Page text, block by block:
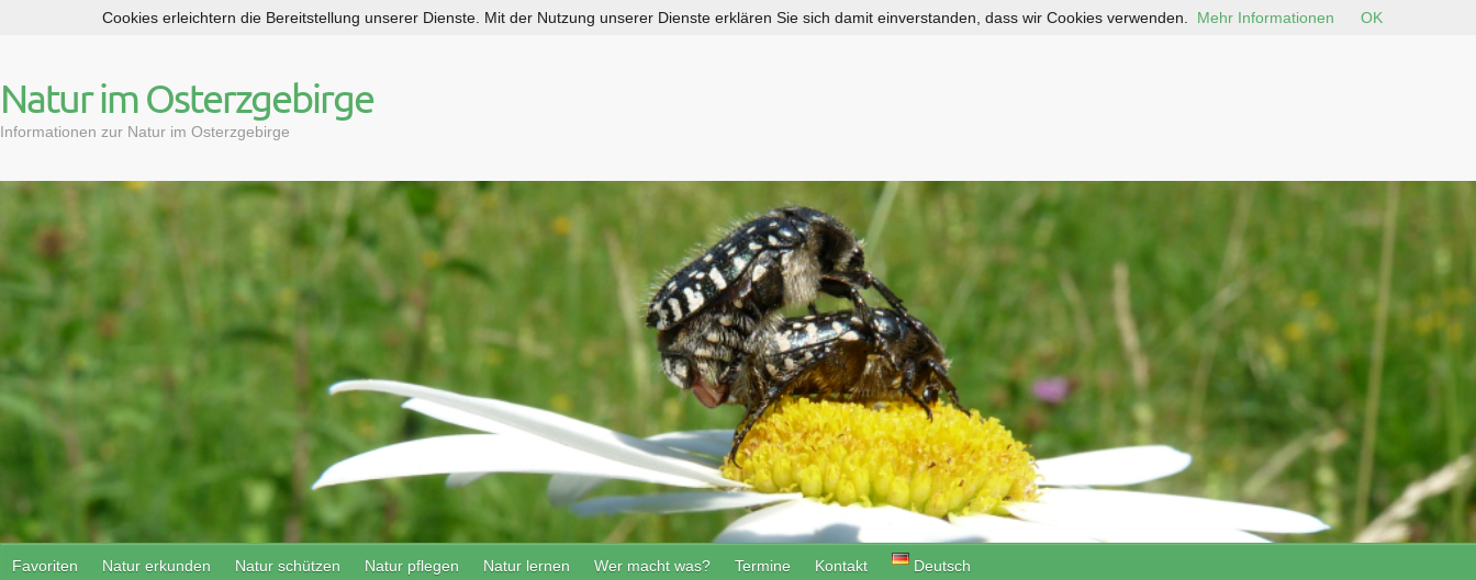
p
t
c
e
Natur im Osterzgebirge
Informationen zur Natur im Osterzgebirge
Favoriten Natur erkunden Natur schützen Natur pflegen Natur lernen Wer macht was? Termine Kontakt Deutsch
Cookies erleichtern die Bereitstellung unserer Dienste. Mit der Nutzung unserer Dienste erklären Sie sich damit einverstanden, dass wir Cookies verwenden. Mehr Informationen OK